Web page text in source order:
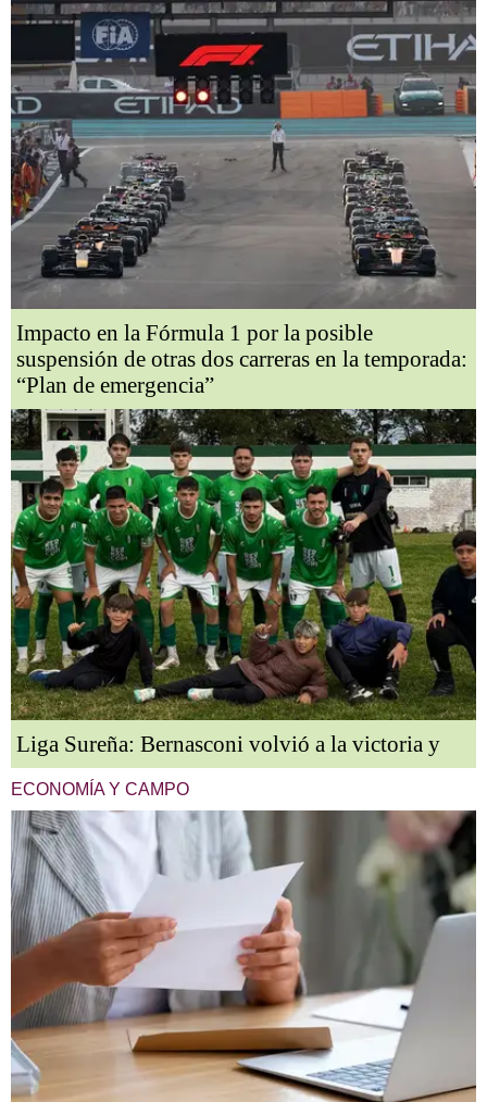
Impacto en la Fórmula 1 por la posible
suspensión de otras dos carreras en la temporada:
“Plan de emergencia”
Liga Sureña: Bernasconi volvió a la victoria y
ECONOMÍA Y CAMPO